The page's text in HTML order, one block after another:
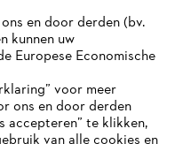
NIET
en door derden (bv.
kunnen uw
Europese Economische
voor meer
ons en door derden
accepteren” te klikken,